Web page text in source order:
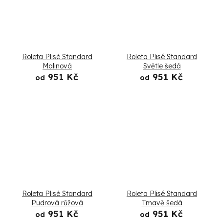
Roleta Plisé Standard
Malinová
od 951 Kč
Roleta Plisé Standard
Světle šedá
od 951 Kč
Roleta Plisé Standard
Pudrová růžová
od 951 Kč
Roleta Plisé Standard
Tmavě šedá
od 951 Kč